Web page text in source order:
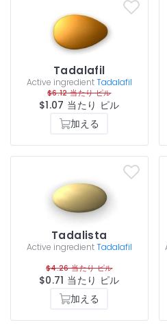
Tadalafil
Active ingredientTadalafil
$6.12 当たり ピル
$1.07 当たり ピル
加える
Tadalista
Active ingredientTadalafil
$4.26 当たり ピル
$0.71 当たり ピル
加える